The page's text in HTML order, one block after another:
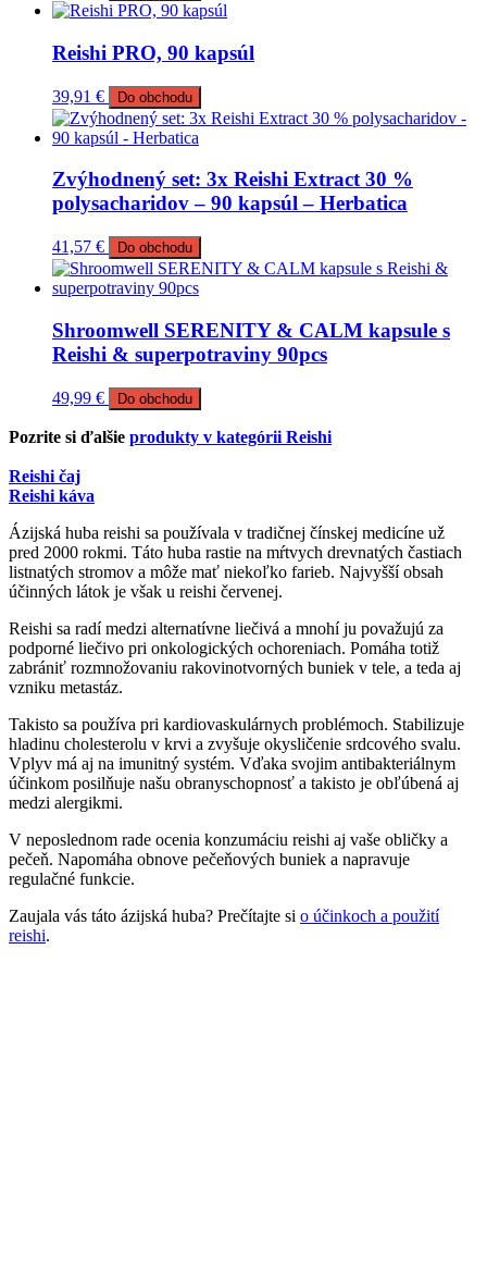
Reishi PRO, 90 kapsúl
39,91 € Do obchodu
Zvýhodnený set: 3x Reishi Extract 30 %
polysacharidov – 90 kapsúl – Herbatica
41,57 € Do obchodu
Shroomwell SERENITY & CALM kapsule s
Reishi & superpotraviny 90pcs
49,99 € Do obchodu
Pozrite si ďalšie produkty v kategórii Reishi
Reishi čaj
Reishi káva
Ázijská huba reishi sa používala v tradičnej čínskej medicíne už
pred 2000 rokmi. Táto huba rastie na mŕtvych drevnatých častiach
listnatých stromov a môže mať niekoľko farieb. Najvyšší obsah
účinných látok je však u reishi červenej.
Reishi sa radí medzi alternatívne liečivá a mnohí ju považujú za
podporné liečivo pri onkologických ochoreniach. Pomáha totiž
zabrániť rozmnožovaniu rakovinotvorných buniek v tele, a teda aj
vzniku metastáz.
Takisto sa používa pri kardiovaskulárnych problémoch. Stabilizuje
hladinu cholesterolu v krvi a zvyšuje okysličenie srdcového svalu.
Vplyv má aj na imunitný systém. Vďaka svojim antibakteriálnym
účinkom posilňuje našu obranyschopnosť a takisto je obľúbená aj
medzi alergikmi.
V neposlednom rade ocenia konzumáciu reishi aj vaše obličky a
pečeň. Napomáha obnove pečeňových buniek a napravuje
regulačné funkcie.
Zaujala vás táto ázijská huba? Prečítajte si o účinkoch a použití
reishi.